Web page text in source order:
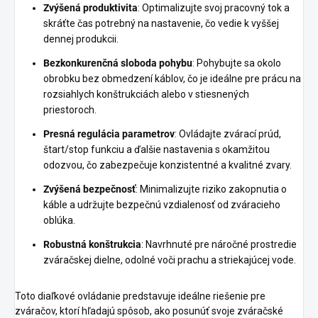
Zvýšená produktivita: Optimalizujte svoj pracovný tok a
skráťte čas potrebný na nastavenie, čo vedie k vyššej
dennej produkcii.
Bezkonkurenčná sloboda pohybu: Pohybujte sa okolo
obrobku bez obmedzení káblov, čo je ideálne pre prácu na
rozsiahlych konštrukciách alebo v stiesnených
priestoroch.
Presná regulácia parametrov: Ovládajte zvárací prúd,
štart/stop funkciu a ďalšie nastavenia s okamžitou
odozvou, čo zabezpečuje konzistentné a kvalitné zvary.
Zvýšená bezpečnosť: Minimalizujte riziko zakopnutia o
káble a udržujte bezpečnú vzdialenosť od zváracieho
oblúka.
Robustná konštrukcia: Navrhnuté pre náročné prostredie
zváračskej dielne, odolné voči prachu a striekajúcej vode.
Toto diaľkové ovládanie predstavuje ideálne riešenie pre
zváračov, ktorí hľadajú spôsob, ako posunúť svoje zváračské